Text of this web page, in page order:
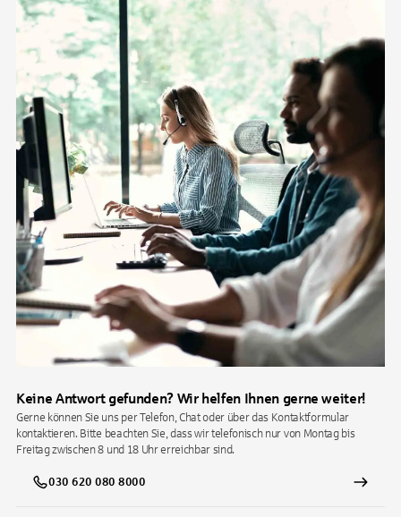
Keine Antwort gefunden? Wir helfen Ihnen gerne weiter!
Gerne können Sie uns per Telefon, Chat oder über das Kontaktformular
kontaktieren. Bitte beachten Sie, dass wir telefonisch nur von Montag bis
Freitag zwischen 8 und 18 Uhr erreichbar sind.
030 620 080 8000